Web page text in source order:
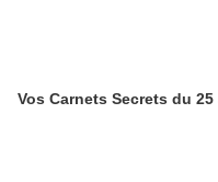
Vos Carnets Secrets du 25